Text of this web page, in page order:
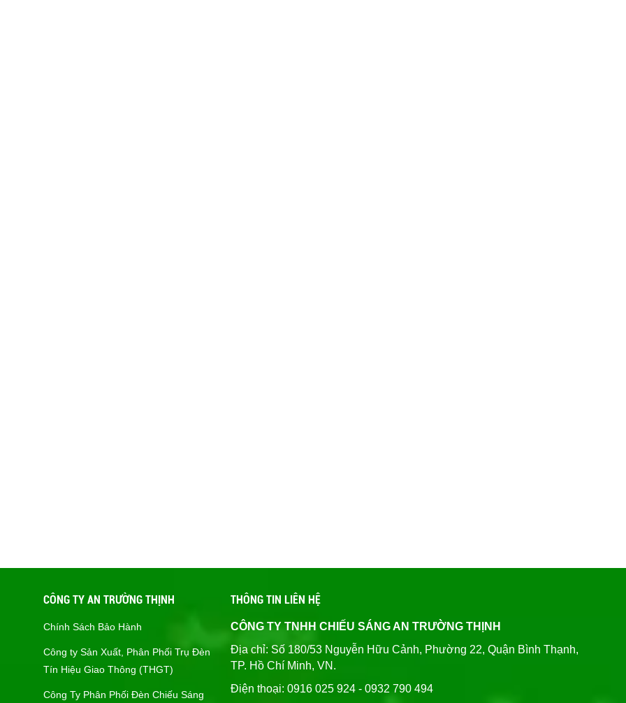
CÔNG TY AN TRƯỜNG THỊNH
Chính Sách Bảo Hành
Công ty Sản Xuất, Phân Phối Trụ Đèn
Tín Hiệu Giao Thông (THGT)
Công Ty Phân Phối Đèn Chiếu Sáng
THÔNG TIN LIÊN HỆ
CÔNG TY TNHH CHIẾU SÁNG AN TRƯỜNG THỊNH
Địa chỉ: Số 180/53 Nguyễn Hữu Cảnh, Phường 22, Quận Bình Thạnh,
TP. Hồ Chí Minh, VN.
Điện thoại: 0916 025 924 - 0932 790 494